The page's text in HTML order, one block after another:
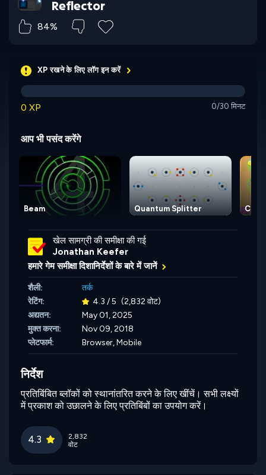
Reflector
84%
XP रखने के लिए लॉग इन करें
0 XP 0/30 मिनट
आप भी पसंद करेंगे
Beam Quantum Splitter
खेल सामग्री की समीक्षा की गई
Jonathan Keefer
हमारे गेम समीक्षा दिशानिर्देशों के बारे में जानें
शैली:
तर्क
रेटिंग:
4.3 / 5 (2,832 वोट)
अद्यतन:
May 01, 2025
मुक्त करना:
Nov 09, 2018
प्लेटफार्म:
Browser, Mobile
निर्देश
प्रतिबिंबित ब्लॉकों को स्थानांतरित करने के लिए खींचें। सभी लक्ष्यों
में प्रकाश को उछालने के लिए प्रतिबिंबों का उपयोग करें।
4.3
2,832
वोट